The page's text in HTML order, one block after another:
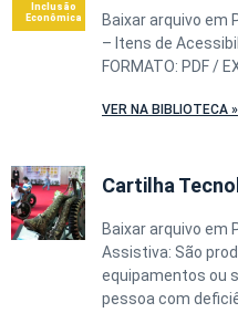
Baixar arquivo em
– Itens de
FORMATO: PDF /
VER NA BIBLIOTECA »
Cartilha
Baixar arquivo em
Assistiva: São
equipamentos ou
pessoa com